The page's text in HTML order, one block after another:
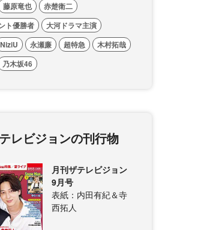
藤原竜也
赤楚衛二
ト優勝者
大河ドラマ主演
NiziU 永瀬廉 超特急
木村拓哉
乃木坂46
レビジョンの刊行物
月刊ザテレビジョン
9月号
表紙：内田有紀＆寺
西拓人